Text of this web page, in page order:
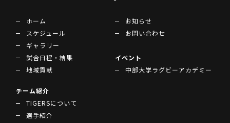
ホーム
スケジュール
ギャラリー
試合日程・結果
地域貢献
お知らせ
お問い合わせ
イベント
中部大学ラグビーアカデミー
チーム紹介
TIGERSについて
選手紹介